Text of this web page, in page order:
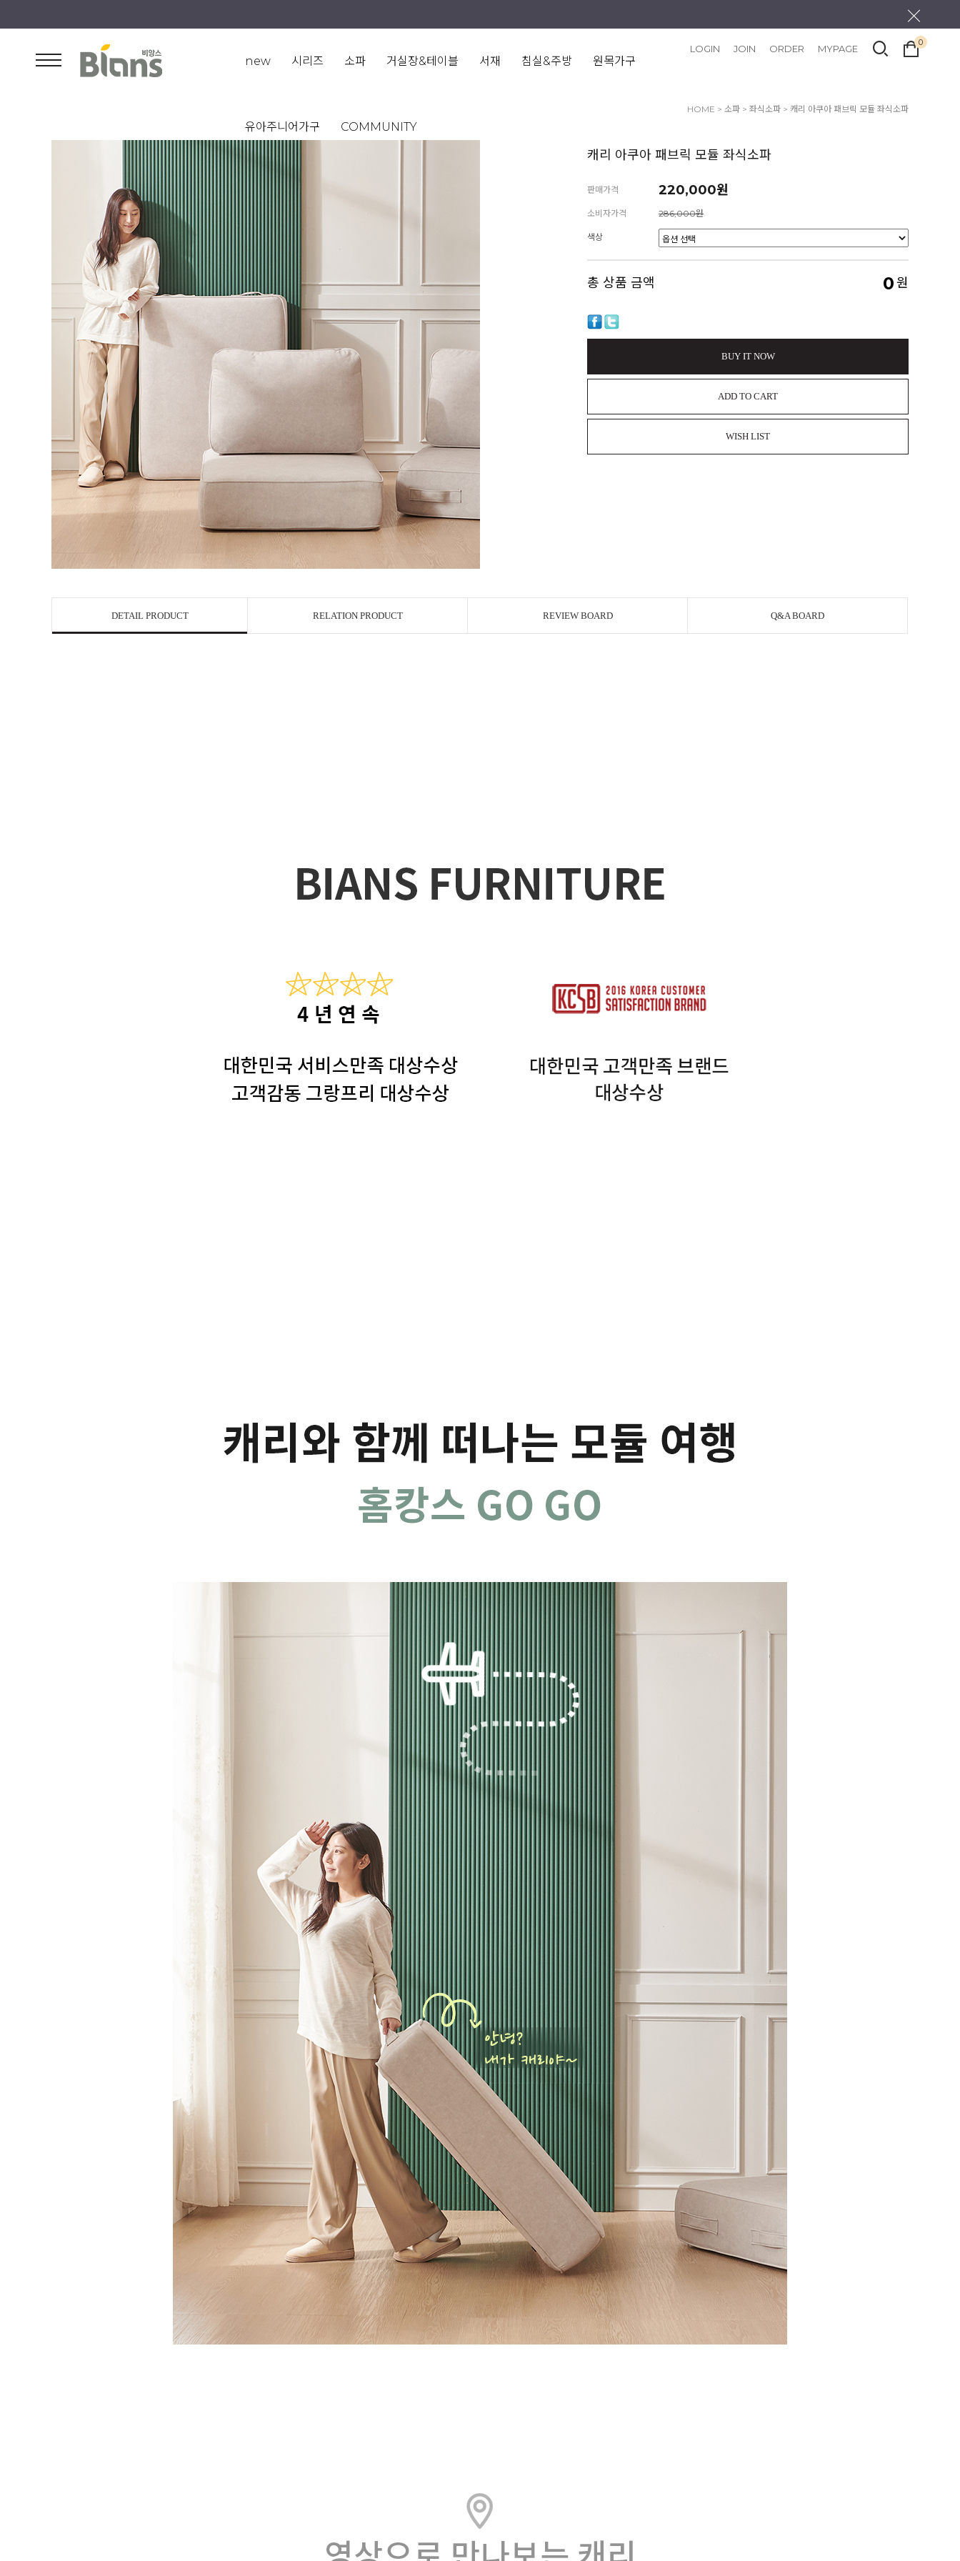
new 시리즈 소파 거실장&테이블 서재 침실&주방 원목가구
유아주니어가구 COMMUNITY
LOGIN JOIN ORDER MYPAGE
0
HOME > 소파 > 좌식소파 > 캐리 아쿠아 패브릭 모듈 좌식소파
캐리 아쿠아 패브릭 모듈 좌식소파
판매가격 220,000원
소비자가격 286,000원
색상
총 상품 금액 0원
BUY IT NOW
ADD TO CART
WISH LIST
DETAIL PRODUCT RELATION PRODUCT REVIEW BOARD Q&A BOARD